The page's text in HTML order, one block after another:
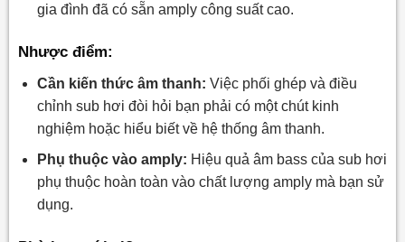
gia đình đã có sẵn amply công suất cao.
Nhược điểm:
Cần kiến thức âm thanh: Việc phối ghép và điều
chỉnh sub hơi đòi hỏi bạn phải có một chút kinh
nghiệm hoặc hiểu biết về hệ thống âm thanh.
Phụ thuộc vào amply: Hiệu quả âm bass của sub hơi
phụ thuộc hoàn toàn vào chất lượng amply mà bạn sử
dụng.